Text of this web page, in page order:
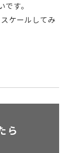
す。
ケールしてみ
ら